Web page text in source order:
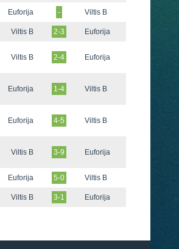
Euforija - Viltis B
Viltis B 2-3 Euforija
Viltis B 2-4 Euforija
Euforija 1-4 Viltis B
Euforija 4-5 Viltis B
Viltis B 3-9 Euforija
Euforija 5-0 Viltis B
Viltis B 3-1 Euforija